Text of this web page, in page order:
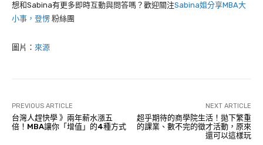
想和Sabina有更多即時互動與問答嗎？歡迎關注Sabina姐分享MBA大
小事，登愣 粉絲團
圖片： 來源
PREVIOUS ARTICLE
台灣人趕快學 》兩年薪水漲五
倍！MBA讓你「增值」的4種方式
NEXT ARTICLE
超乎期待的商學院生活！拋下繁重
的課業、數不完的徵才活動，原來
還可以這樣玩